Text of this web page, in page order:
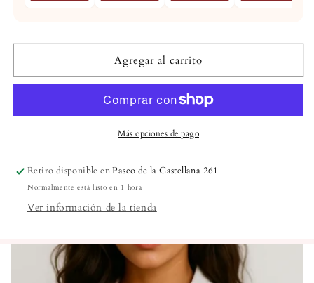
Agregar al carrito
Más opciones de pago
Retiro disponible enPaseo de la Castellana 261
Normalmente está listo en 1 hora
Ver información de la tienda